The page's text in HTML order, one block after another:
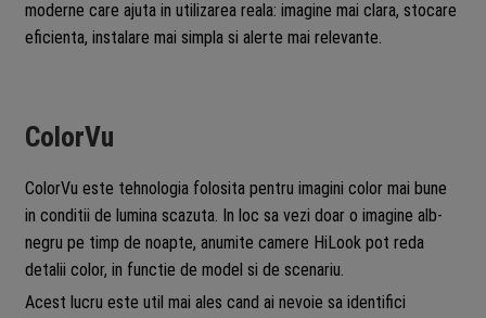
moderne care ajuta in utilizarea reala: imagine mai clara, stocare
eficienta, instalare mai simpla si alerte mai relevante.
ColorVu
ColorVu este tehnologia folosita pentru imagini color mai bune
in conditii de lumina scazuta. In loc sa vezi doar o imagine alb-
negru pe timp de noapte, anumite camere HiLook pot reda
detalii color, in functie de model si de scenariu.
Acest lucru este util mai ales cand ai nevoie sa identifici